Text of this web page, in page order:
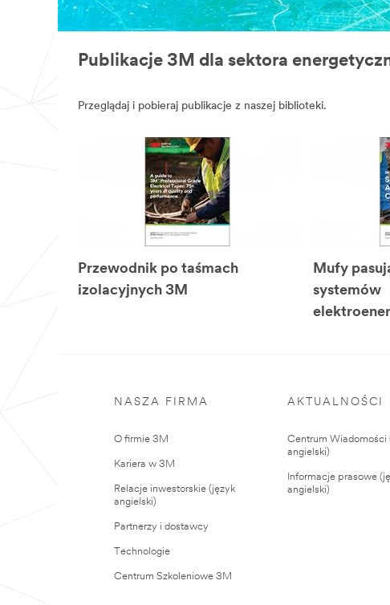
Publikacje 3M dla sektora
Przeglądaj i pobieraj publikacje z naszej biblioteki.
Przewodnik po taśmach
izolacyjnych 3M
Mufy
systemów
NASZA FIRMA
O firmie 3M
Kariera w 3M
Relacje inwestorskie (język
angielski)
Partnerzy i dostawcy
Technologie
Centrum Szkoleniowe 3M
AKTUALNOŚCI
Centrum Wiadomości
angielski)
Informacje prasowe
angielski)